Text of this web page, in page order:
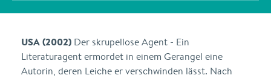
USA (2002) Der skrupellose Agent - Ein
Literaturagent ermordet in einem Gerangel eine
Autorin, deren Leiche er verschwinden lässt. Nach